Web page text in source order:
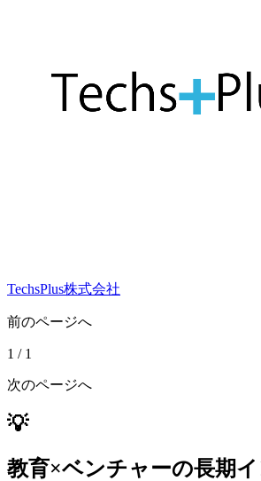
TechsPlus株式会社
前のページへ
1 / 1
次のページへ
💡
教育×ベンチャーの長期